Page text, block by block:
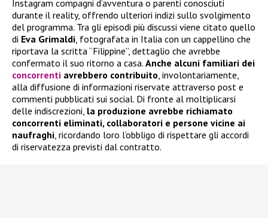
Instagram compagni d’avventura o parenti conosciuti
durante il reality, offrendo ulteriori indizi sullo svolgimento
del programma. Tra gli episodi più discussi viene citato quello
di Eva Grimaldi , fotografata in Italia con un cappellino che
riportava la scritta “Filippine”, dettaglio che avrebbe
confermato il suo ritorno a casa. Anche alcuni familiari dei
concorrenti avrebbero contribuito , involontariamente,
alla diffusione di informazioni riservate attraverso post e
commenti pubblicati sui social. Di fronte al moltiplicarsi
delle indiscrezioni, la produzione avrebbe richiamato
concorrenti eliminati, collaboratori e persone vicine ai
naufraghi , ricordando loro l’obbligo di rispettare gli accordi
di riservatezza previsti dal contratto.